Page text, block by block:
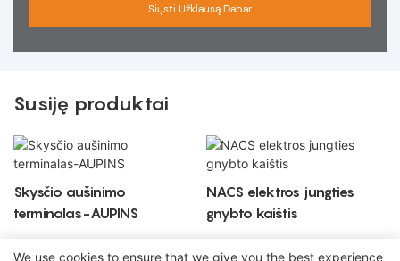
Siųsti Užklausą Dabar
Susiję produktai
Skysčio aušinimo
terminalas-AUPINS
NACS elektros jungties
gnybto kaištis
We use cookies to ensure that we give you the best experience